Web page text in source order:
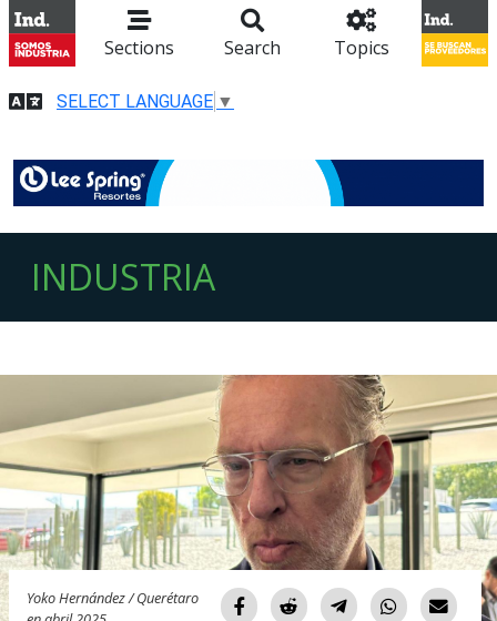
Sections Search Topics
SELECT LANGUAGE ▼
INDUSTRIA
Yoko Hernández / Querétaro